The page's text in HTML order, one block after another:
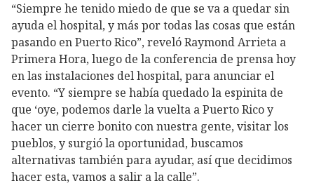
“Siempre he tenido miedo de que se va a quedar sin
ayuda el hospital, y más por todas las cosas que están
pasando en Puerto Rico”, reveló Raymond Arrieta a
Primera Hora, luego de la conferencia de prensa hoy
en las instalaciones del hospital, para anunciar el
evento. “Y siempre se había quedado la espinita de
que ‘oye, podemos darle la vuelta a Puerto Rico y
hacer un cierre bonito con nuestra gente, visitar los
pueblos, y surgió la oportunidad, buscamos
alternativas también para ayudar, así que decidimos
hacer esta, vamos a salir a la calle”.